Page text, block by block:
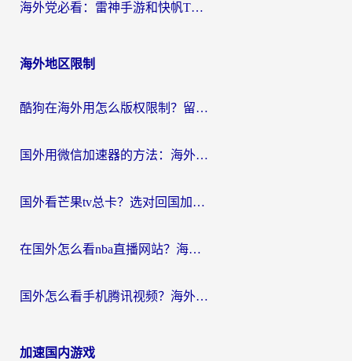
海外党必看：雷神手游和快帆TV版好用吗？3步选对回国加速器不踩坑
海外地区限制
酷狗在海外用怎么版权限制？留学生亲测：3步解决听国内音乐难题
国外用微信加速器的方法：海外党无缝连接国内生活的实用指南
国外看芒果tv总卡？选对回国加速器，轻松追《浪姐》不费劲
在国外怎么看nba直播网站？海外党专属体育观赛指南，告别地区限制！
国外怎么看手机腾讯视频？海外党亲测有效的追剧加速器选择指南
加速国内游戏